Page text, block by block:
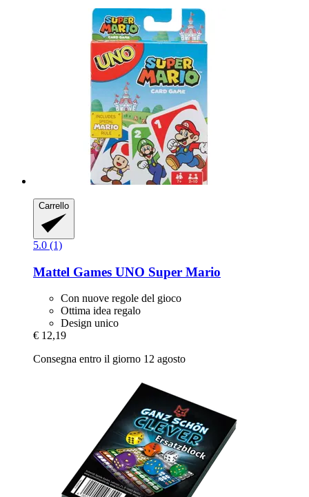
Carrello
5.0 (1)
Mattel Games UNO Super Mario
Con nuove regole del gioco
Ottima idea regalo
Design unico
€ 12,19
Consegna entro il giorno 12 agosto